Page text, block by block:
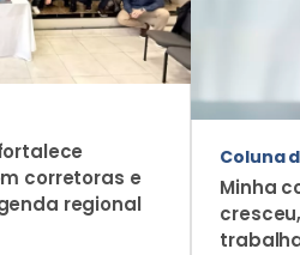
corretoras e
regional
Coluna
Minha